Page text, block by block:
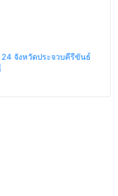
จังหวัดประจวบคีรีขันธ์